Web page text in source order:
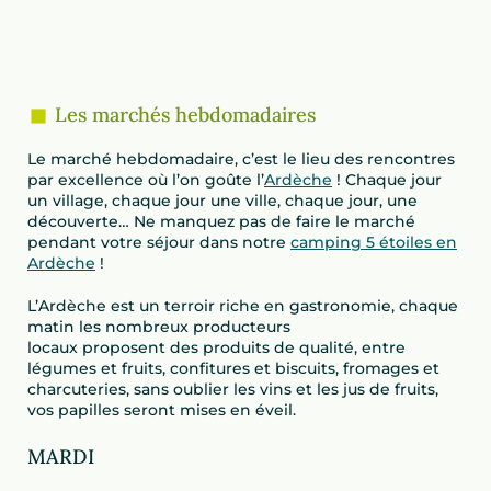
Les marchés hebdomadaires
Le marché hebdomadaire, c’est le lieu des rencontres
par excellence où l’on goûte l’Ardèche ! Chaque jour
un village, chaque jour une ville, chaque jour, une
découverte… Ne manquez pas de faire le marché
pendant votre séjour dans notre camping 5 étoiles en
Ardèche !
L’Ardèche est un terroir riche en gastronomie, chaque
matin les nombreux producteurs
locaux proposent des produits de qualité, entre
légumes et fruits, confitures et biscuits, fromages et
charcuteries, sans oublier les vins et les jus de fruits,
vos papilles seront mises en éveil.
MARDI